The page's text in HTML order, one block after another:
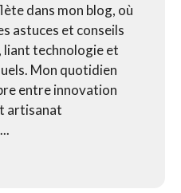
dans mon blog, où
astuces et conseils
liant technologie et
Mon quotidien
entre innovation
artisanat